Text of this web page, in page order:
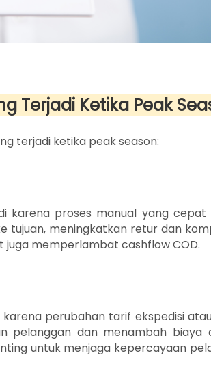
Terjadi Ketika Peak
terjadi ketika peak season:
karena proses manual yang cepat
tujuan, meningkatkan retur dan
memperlambat cashflow COD.
perubahan tarif ekspedisi
pelanggan dan menambah biaya
untuk menjaga kepercayaan